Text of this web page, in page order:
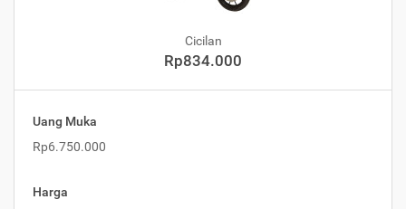
Cicilan
Rp834.000
Uang Muka
Rp6.750.000
Harga